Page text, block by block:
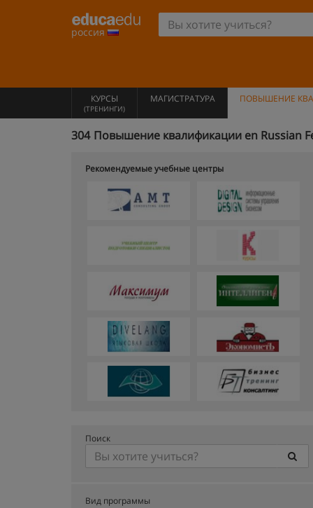
россия
КУРСЫ
(ТРЕНИНГИ)
МАГИСТРАТУРА ПОВЫШЕНИЕ
304 Повышение квалификации en Russian
Рекомендуемые учебные центры
Поиск
Вид программы